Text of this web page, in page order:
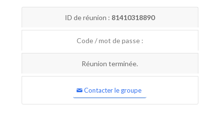
ID de réunion : 81410318890
Code / mot de passe :
Réunion terminée.
Contacter le groupe